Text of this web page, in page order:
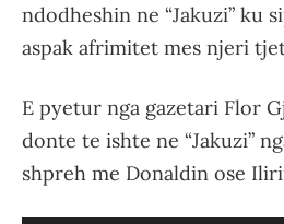
ndodheshin ne “Jakuzi” ku
aspak afrimitet mes njeri
E pyetur nga gazetari Flor
donte te ishte ne “Jakuzi”
shpreh me Donaldin ose